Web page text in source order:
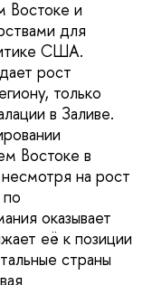
Востоке и
для
США.
рост
только
в Заливе.
Востоке в
на рост
оказывает
её к позиции
страны